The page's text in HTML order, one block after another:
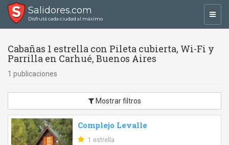
Salidores.com
Disfrutá cada ciudad al máximo
Cabañas 1 estrella con Pileta cubierta, Wi-Fi y
Parrilla en Carhué, Buenos Aires
1 publicaciones
Mostrar filtros
Complejo Levalle
1 estrella